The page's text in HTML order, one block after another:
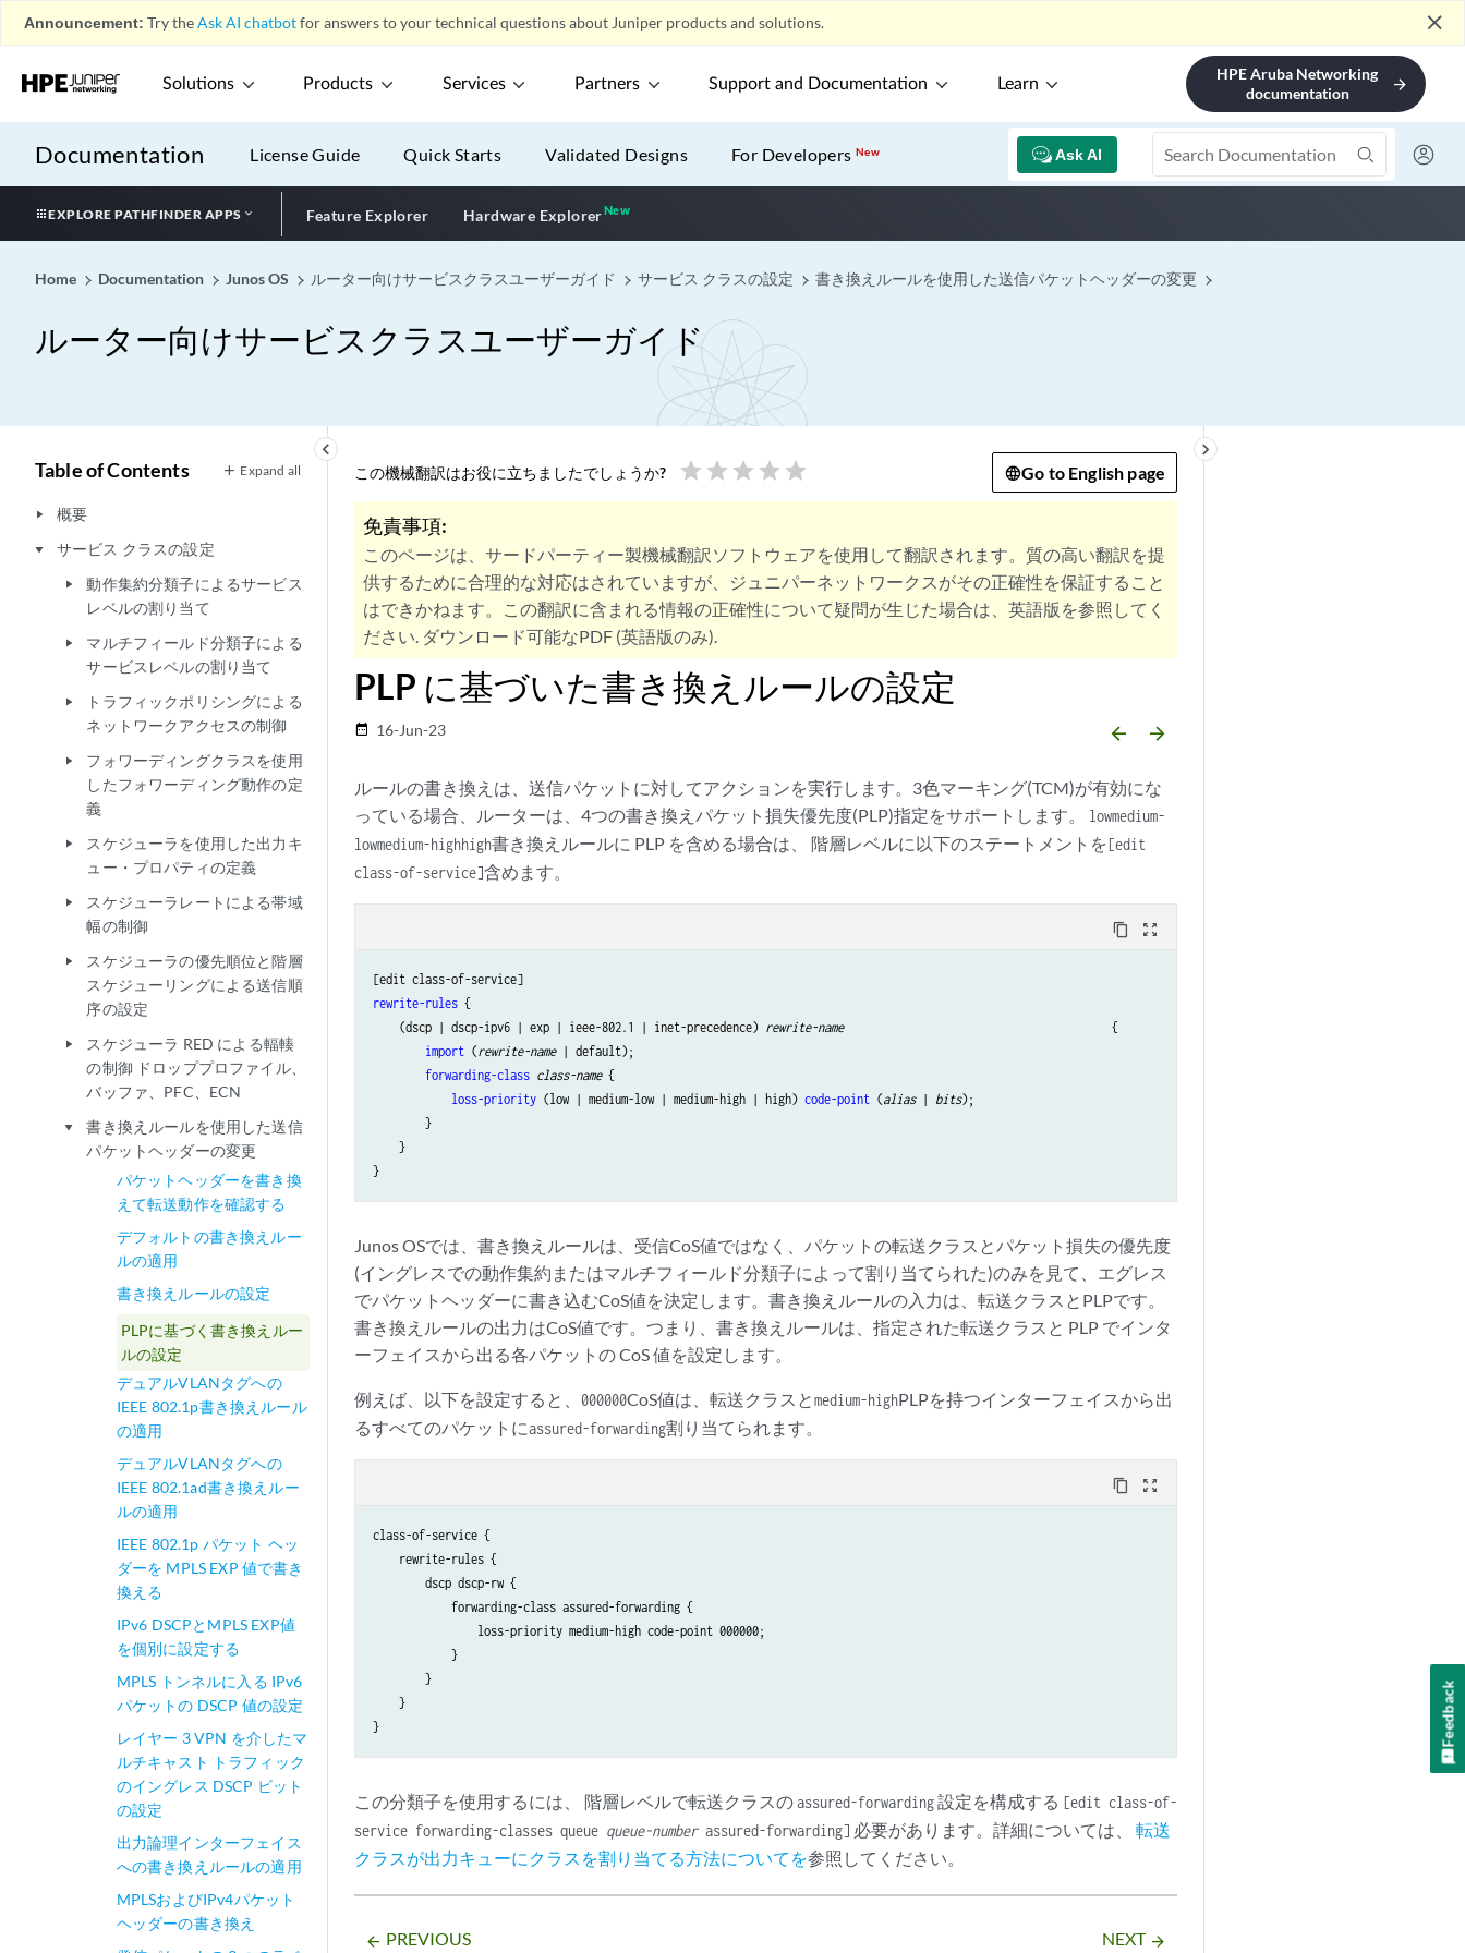
Announcement: Try theAsk AI chatbotfor answers to your technical questions about Juniper products and solutions. close
Solutions Products Services Partners Support and Documentation Learn
HPE Aruba Networking
documentation
arrow_forward
Documentation Ask AI
License Guide Quick Starts Validated Designs For DevelopersNew
EXPLORE PATHFINDER APPS Feature Explorer Hardware ExplorerNewNew application
Home Documentation Junos OS ルーター向けサービスクラスユーザーガイド サービス クラスの設定 書き換えルールを使用した送信パケットヘッダーの変更
ルーター向けサービスクラスユーザーガイド
keyboard_arrow_left
Table of Contents Expand all
play_arrow 概要
play_arrow サービス クラスの設定
play_arrow
動作集約分類子によるサービス
レベルの割り当て
play_arrow
マルチフィールド分類子による
サービスレベルの割り当て
play_arrow
トラフィックポリシングによる
ネットワークアクセスの制御
play_arrow
フォワーディングクラスを使用
したフォワーディング動作の定
義
play_arrow
スケジューラを使用した出力キ
ュー・プロパティの定義
play_arrow
スケジューラレートによる帯域
幅の制御
play_arrow
スケジューラの優先順位と階層
スケジューリングによる送信順
序の設定
play_arrow
スケジューラ RED による輻輳
の制御 ドロッププロファイル、
バッファ、PFC、ECN
play_arrow
書き換えルールを使用した送信
パケットヘッダーの変更
パケットヘッダーを書き換
えて転送動作を確認する
デフォルトの書き換えルー
ルの適用
書き換えルールの設定
PLPに基づく書き換えルー
ルの設定
デュアルVLANタグへの
IEEE 802.1p書き換えルール
の適用
デュアルVLANタグへの
IEEE 802.1ad書き換えルー
ルの適用
IEEE 802.1p パケット ヘッ
ダーを MPLS EXP 値で書き
換える
IPv6 DSCPとMPLS EXP値
を個別に設定する
MPLS トンネルに入る IPv6
パケットの DSCP 値の設定
レイヤー 3 VPN を介したマ
ルチキャスト トラフィック
のイングレス DSCP ビット
の設定
出力論理インターフェイス
への書き換えルールの適用
MPLSおよびIPv4パケット
ヘッダーの書き換え
keyboard_arrow_right
この機械翻訳はお役に立ちましたでしょうか? star star star star star Go to English page
免責事項:
このページは、サードパーティー製機械翻訳ソフトウェアを使用して翻訳されます。質の高い翻訳を提
供するために合理的な対応はされていますが、ジュニパーネットワークスがその正確性を保証すること
はできかねます。この翻訳に含まれる情報の正確性について疑問が生じた場合は、英語版を参照してく
ださい. ダウンロード可能なPDF (英語版のみ).
PLP に基づいた書き換えルールの設定
date_range 16-Jun-23 arrow_backward arrow_forward
ルールの書き換えは、送信パケットに対してアクションを実行します。3色マーキング(TCM)が有効にな
っている場合、ルーターは、4つの書き換えパケット損失優先度(PLP)指定をサポートします。
lowmedium-
lowmedium-highhigh書き換えルールに PLP を含める場合は、 階層レベルに以下のステートメントを[edit
class-of-service]含めます。
content_copy zoom_out_map
rewrite-rules {
    (dscp | dscp-ipv6 | exp | ieee-802.1 | inet-precedence)
rewrite-name {
import (rewrite-name | default);
forwarding-class class-name {
loss-priority (low | medium-low | medium-high | high) code-point (alias | bits);
        }
    }
Junos OSでは、書き換えルールは、受信CoS値ではなく、パケットの転送クラスとパケット損失の優先度
(イングレスでの動作集約またはマルチフィールド分類子によって割り当てられた)のみを見て、エグレス
でパケットヘッダーに書き込むCoS値を決定します。書き換えルールの入力は、転送クラスとPLPです。
書き換えルールの出力はCoS値です。つまり、書き換えルールは、指定された転送クラスと PLP でインタ
ーフェイスから出る各パケットの CoS 値を設定します。
例えば、以下を設定すると、 000000CoS値は、転送クラスとmedium-highPLPを持つインターフェイスから出
るすべてのパケットにassured-forwarding割り当てられます。
content_copy zoom_out_map
class-of-service {
    rewrite-rules {
        dscp dscp-rw {
            forwarding-class assured-forwarding {
                loss-priority medium-high code-point 000000;
            }
        }
    }
この分類子を使用するには、 階層レベルで転送クラスのassured-forwarding設定を構成する [edit class-of-
service forwarding-classes queue queue-numberassured-forwarding] 必要があります。詳細については、 転送
クラスが出力キューにクラスを割り当てる方法についてを参照してください。
arrow_backward PREVIOUS NEXT arrow_forward
Feedback